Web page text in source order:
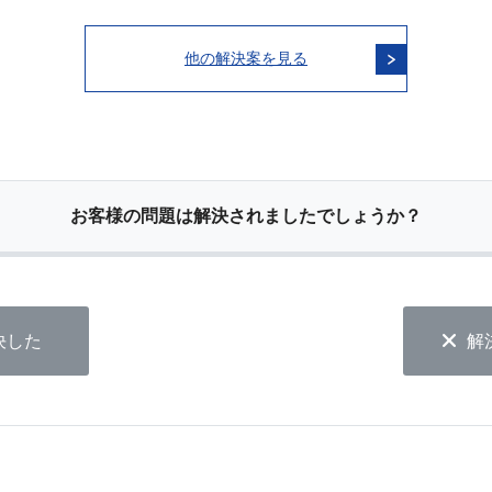
他の解決案を見る
お客様の問題は解決されましたでしょうか？
した 解